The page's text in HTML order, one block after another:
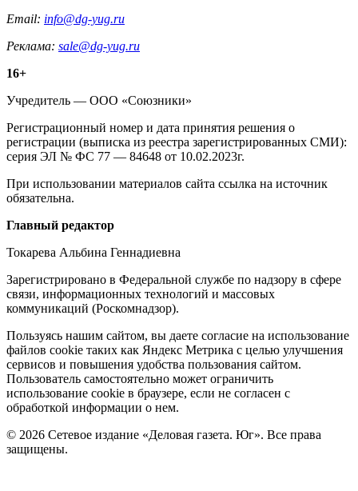
Email: info@dg-yug.ru
Реклама: sale@dg-yug.ru
Информация
о
издании
16+
Учредитель — ООО «Союзники»
Регистрационный номер и дата принятия решения о
регистрации (выписка из реестра зарегистрированных СМИ):
серия ЭЛ № ФС 77 — 84648 от 10.02.2023г.
При использовании материалов сайта ссылка на источник
обязательна.
Редакция
Главный редактор
Токарева Альбина Геннадиевна
Зарегистрировано в Федеральной службе по надзору в сфере
связи, информационных технологий и массовых
коммуникаций (Роскомнадзор).
Политика
cookie
Пользуясь нашим сайтом, вы даете согласие на использование
файлов cookie таких как Яндекс Метрика с целью улучшения
сервисов и повышения удобства пользования сайтом.
Пользователь самостоятельно может ограничить
использование cookie в браузере, если не согласен с
обработкой информации о нем.
© 2026 Сетевое издание «Деловая газета. Юг». Все права
защищены.